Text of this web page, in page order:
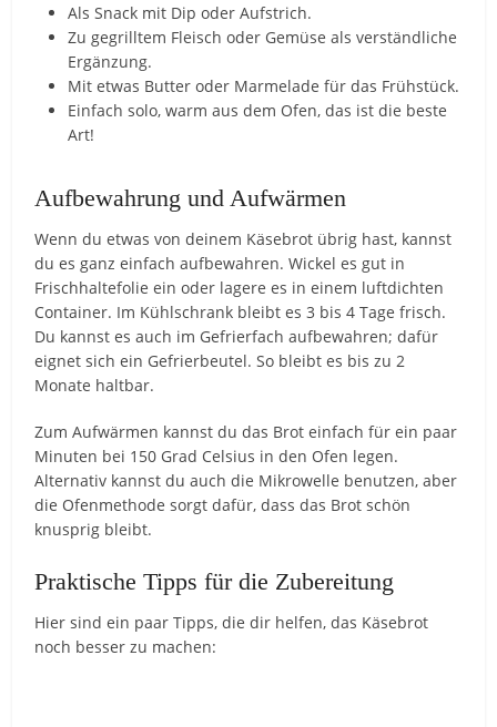
Als Snack mit Dip oder Aufstrich.
Zu gegrilltem Fleisch oder Gemüse als verständliche
Ergänzung.
Mit etwas Butter oder Marmelade für das Frühstück.
Einfach solo, warm aus dem Ofen, das ist die beste
Art!
Aufbewahrung und Aufwärmen
Wenn du etwas von deinem Käsebrot übrig hast, kannst
du es ganz einfach aufbewahren. Wickel es gut in
Frischhaltefolie ein oder lagere es in einem luftdichten
Container. Im Kühlschrank bleibt es 3 bis 4 Tage frisch.
Du kannst es auch im Gefrierfach aufbewahren; dafür
eignet sich ein Gefrierbeutel. So bleibt es bis zu 2
Monate haltbar.
Zum Aufwärmen kannst du das Brot einfach für ein paar
Minuten bei 150 Grad Celsius in den Ofen legen.
Alternativ kannst du auch die Mikrowelle benutzen, aber
die Ofenmethode sorgt dafür, dass das Brot schön
knusprig bleibt.
Praktische Tipps für die Zubereitung
Hier sind ein paar Tipps, die dir helfen, das Käsebrot
noch besser zu machen: